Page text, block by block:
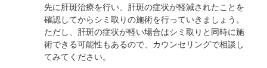
先に肝斑治療を行い、肝斑の症状が軽減されたことを
確認してからシミ取りの施術を行っていきましょう。
ただし、肝斑の症状が軽い場合はシミ取りと同時に施
術できる可能性もあるので、カウンセリングで相談し
てみてください。